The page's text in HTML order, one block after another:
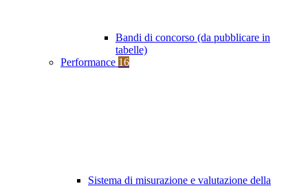
Bandi di concorso (da pubblicare in
tabelle)
Performance 16
Sistema di misurazione e valutazione della